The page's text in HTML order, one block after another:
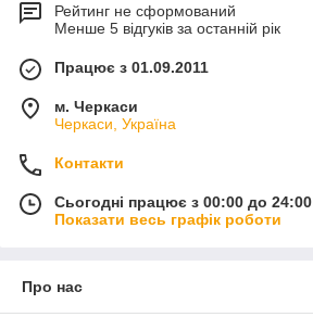
Рейтинг не сформований
Менше 5 відгуків за останній рік
Працює з 01.09.2011
м. Черкаси
Черкаси, Україна
Контакти
Сьогодні працює з 00:00 до 24:00
Показати весь графік роботи
Про нас